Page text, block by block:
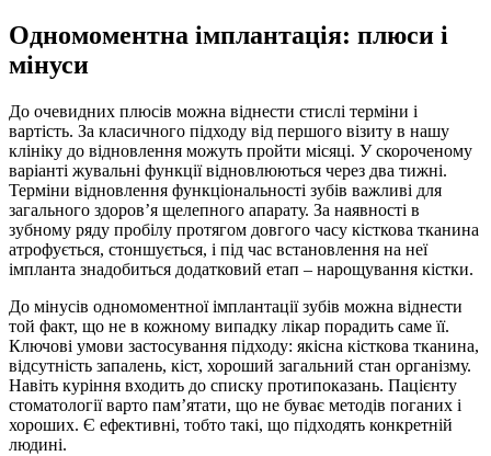
Одномоментна імплантація: плюси і
мінуси
До очевидних плюсів можна віднести стислі терміни і
вартість. За класичного підходу від першого візиту в нашу
клініку до відновлення можуть пройти місяці. У скороченому
варіанті жувальні функції відновлюються через два тижні.
Терміни відновлення функціональності зубів важливі для
загального здоров’я щелепного апарату. За наявності в
зубному ряду пробілу протягом довгого часу кісткова тканина
атрофується, стоншується, і під час встановлення на неї
імпланта знадобиться додатковий етап – нарощування кістки.
До мінусів одномоментної імплантації зубів можна віднести
той факт, що не в кожному випадку лікар порадить саме її.
Ключові умови застосування підходу: якісна кісткова тканина,
відсутність запалень, кіст, хороший загальний стан організму.
Навіть куріння входить до списку протипоказань. Пацієнту
стоматології варто пам’ятати, що не буває методів поганих і
хороших. Є ефективні, тобто такі, що підходять конкретній
людині.